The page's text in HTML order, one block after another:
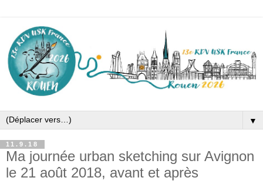
▼
11.9.18
Ma journée urban sketching sur Avignon
le 21 août 2018, avant et après